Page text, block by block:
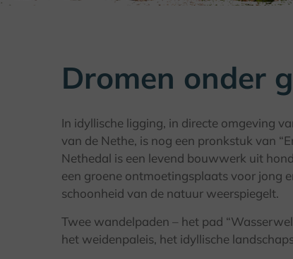
Dromen onder
In idyllische ligging, in directe omgeving
van de Nethe, is nog een pronkstuk van
Nethedal is een levend bouwwerk uit
een groene ontmoetingsplaats voor jong
schoonheid van de natuur weerspiegelt.
Twee wandelpaden – het pad
het weidenpaleis, het idyllische